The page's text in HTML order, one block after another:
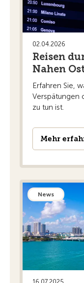
offizielle
Mehr erfahren
24.06.2026
Viele
Laut einer
fanden sich
der Online-
vermeiden.
19.06.2026
Unterstützung
abgesichert. Die
Fluggastrechte
formellen
Mehr erfahren
02.04.2026
Reisen
Nahen
Erfahren Sie,
Verspätungen
zu tun ist.
Mehr
News